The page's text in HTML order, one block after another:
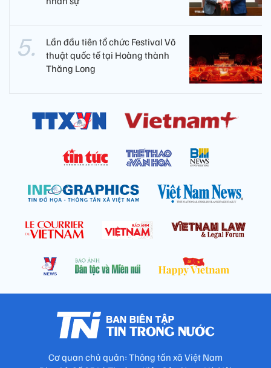
Lần đầu tiên tổ chức Festival Võ
thuật quốc tế tại Hoàng thành
Thăng Long
Cơ quan chủ quản: Thông tấn xã Việt Nam